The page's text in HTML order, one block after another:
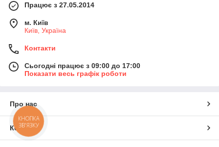
Працює з 27.05.2014
м. Київ
Київ, Україна
Контакти
Сьогодні працює з 09:00 до 17:00
Показати весь графік роботи
Про нас
Контакти
КНОПКА
ЗВ'ЯЗКУ